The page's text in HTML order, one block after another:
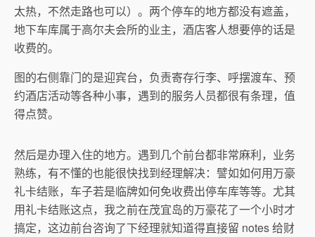
太热，不然走路也可以）。两个停车的地方都没有遮盖，
地下车库属于高尔夫会所的业主，酒店客人想要停的话是
收费的。
图的右侧靠门的是迎宾台，负责寄存行李、呼摆渡车、预
约酒店活动等各种小事，遇到的服务人员都很有条理，值
得点赞。
然后是办理入住的地方。遇到几个前台都非常麻利，业务
熟练，有不懂的也能很快找到经理解决：譬如如何用万豪
礼卡结账，车子若是临牌如何免收费出停车库等等。尤其
用礼卡结账这点，我之前在茂宜岛的万豪花了一个小时才
搞定，这边前台咨询了下经理就知道得直接留 notes 给财